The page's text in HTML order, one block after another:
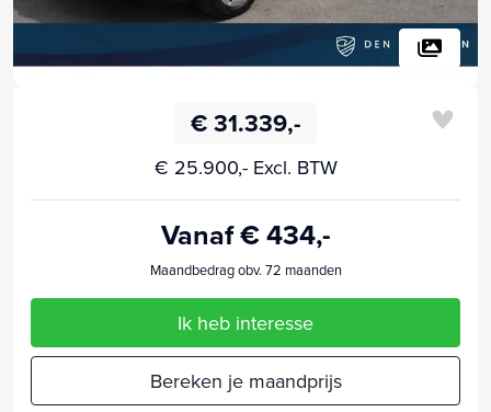
€ 31.339,-
€ 25.900,- Excl. BTW
Vanaf € 434,-
Maandbedrag obv. 72 maanden
Ik heb interesse
Bereken je maandprijs